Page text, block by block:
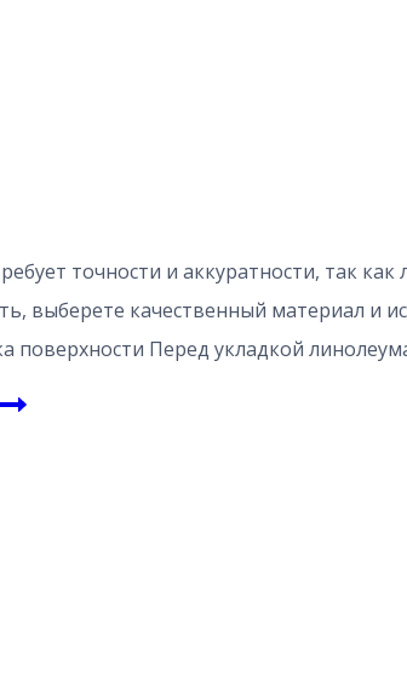
точности и аккуратности, так
выберете качественный материал и
поверхности Перед укладкой